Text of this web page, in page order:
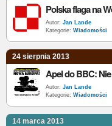
Autor: Jan Lande
Kategorie: Wiadomości
24 sierpnia 2013
Autor: Jan Lande
Kategorie: Wiadomości
14 marca 2013